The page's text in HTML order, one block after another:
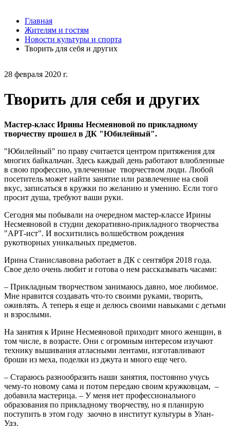
28 февраля 2020 г.
Творить для себя и других
Мастер-класс Ирины Несмеяновой по прикладному
творчеству прошел в ДК "Юбилейный".
"Юбилейный" по праву считается центром притяжения для
многих байкальчан. Здесь каждый день работают влюбленные
в свою профессию, увлеченные творчеством люди. Любой
посетитель может найти занятие или развлечение на свой
вкус, записаться в кружки по желанию и умению. Если того
просит душа, требуют ваши руки.
Сегодня мы побывали на очередном мастер-классе Ирины
Несмеяновой в студии декоративно-прикладного творчества
"АРТ-ист". И восхитились волшебством рождения
рукотворных уникальных предметов.
Ирина Станиславовна работает в ДК с сентября 2018 года.
Свое дело очень любит и готова о нем рассказывать часами:
– Прикладным творчеством занимаюсь давно, мое любимое.
Мне нравится создавать что-то своими руками, творить,
оживлять. А теперь я еще и делюсь своими навыками с детьми
и взрослыми.
На занятия к Ирине Несмеяновой приходит много женщин, в
том числе, в возрасте. Они с огромным интересом изучают
технику вышивания атласными лентами, изготавливают
броши из меха, поделки из джута и много еще чего.
– Стараюсь разнообразить наши занятия, постоянно учусь
чему-то новому сама и потом передаю своим кружковцам, –
добавила мастерица. – У меня нет профессионального
образования по прикладному творчеству, но я планирую
поступить в этом году заочно в институт культуры в Улан-
Удэ.
Главная
Жителям и гостям
Новости культуры и спорта
Творить для себя и других